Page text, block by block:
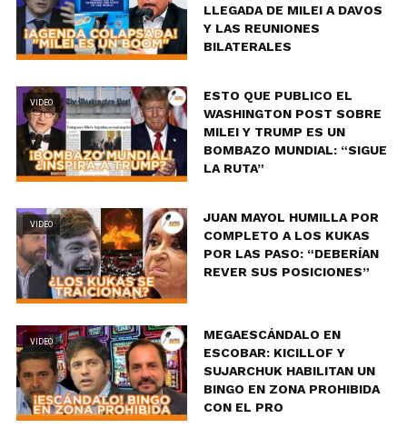
LLEGADA DE MILEI A DAVOS
Y LAS REUNIONES
BILATERALES
VIDEO
ESTO QUE PUBLICO EL
WASHINGTON POST SOBRE
MILEI Y TRUMP ES UN
BOMBAZO MUNDIAL: “SIGUE
LA RUTA”
VIDEO
JUAN MAYOL HUMILLA POR
COMPLETO A LOS KUKAS
POR LAS PASO: “DEBERÍAN
REVER SUS POSICIONES”
VIDEO
MEGAESCÁNDALO EN
ESCOBAR: KICILLOF Y
SUJARCHUK HABILITAN UN
BINGO EN ZONA PROHIBIDA
CON EL PRO